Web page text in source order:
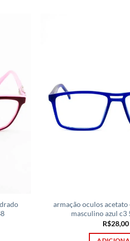
armação oculos
masculino azul c3
R$28,00